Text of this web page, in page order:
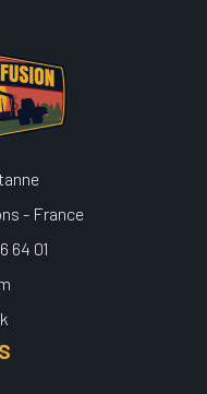
- France
64 01